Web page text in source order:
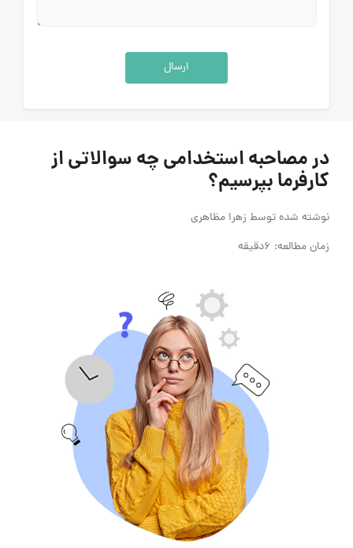
ارسال
در مصاحبه استخدامی چه سوالاتی از
کارفرما بپرسیم؟
نوشته شده توسط زهرا مظاهری
زمان مطالعه: 6دقیقه